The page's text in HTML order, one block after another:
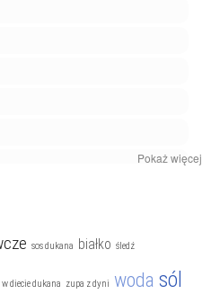
Pokaż więcej
sos dukana białko śledź
diecie dukana zupa z dyni woda sól